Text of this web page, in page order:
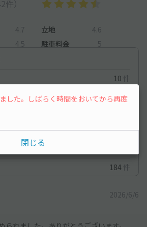
件）
4.7 立地
4.6
4.5 駐車料金
5
10 件
257件
316件
184 件
2026/6/6
した。しばらく時間をおいてから再度
閉じる